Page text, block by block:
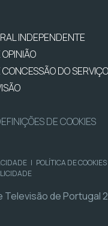
INDEPENDENTE
DO
DE COOKIES
| POLÍTICA DE COOKIES
Televisão de Portugal